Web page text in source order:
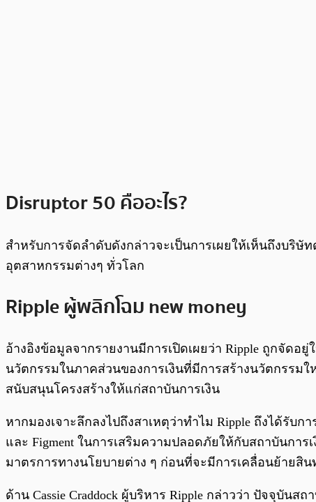
Disruptor 50 คืออะไร?
สำหรับการจัดลำดับดังกล่าวจะเป็นการเผยให้เห็นถึงบริ
อุตสาหกรรมต่างๆ ทั่วโลก
Ripple ผู้พลิกโฉม new money
อ้างอิงข้อมูลจากรายงานมีการเปิดเผยว่า Ripple ถูกจัด
นวัตกรรมในภาคส่วนของการเงินที่มีการสร้างนวัตกรรม
สนับสนุนโครงสร้างให้แก่สถาบันการเงิน
หากมองเจาะลึกลงไปถึงสาเหตุว่าทำไม Ripple ถึงได้รับ
และ Figment ในการเสริมความปลอดภัยให้กับสถาบันการ
มาตรการทางนโยบายต่าง ๆ ก่อนที่จะมีการเคลื่อนย้ายสิน
ด้าน Cassie Craddock ผู้บริหาร Ripple กล่าวว่า ปัจจุบัน